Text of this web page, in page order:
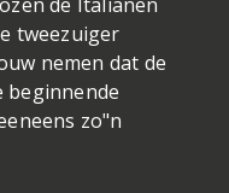
tweezuiger
nemen dat de
beginnende
zo"n